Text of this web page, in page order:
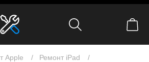
Apple
Ремонт iPad